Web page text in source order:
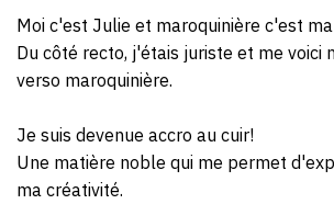
Moi c'est Julie et maroquinière c'est
Du côté recto, j'étais juriste et me voici
verso maroquinière.
Je suis devenue accro au cuir!
Une matière noble qui me permet
ma créativité.